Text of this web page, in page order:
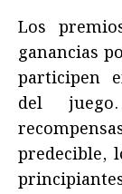
Los
ganancias
participen
del
predecible,